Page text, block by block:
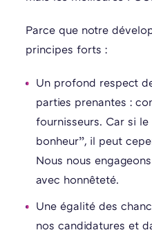
Parce que notre
principes forts :
Un profond respect
parties prenantes :
fournisseurs. Car si
bonheur”, il peut
Nous nous
avec honnêteté.
Une égalité des
nos candidatures et